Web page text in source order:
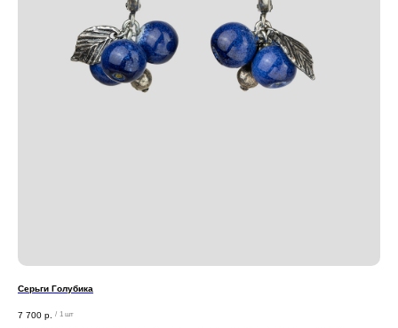
Серьги Голубика
7 700 р. / 1 шт